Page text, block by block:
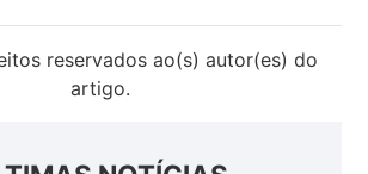
reservados ao(s) autor(es) do
artigo.